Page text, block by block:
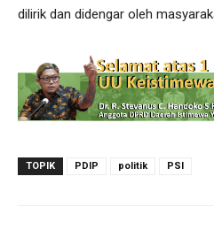
dilirik dan didengar oleh
TOPIK PDIP politik PSI